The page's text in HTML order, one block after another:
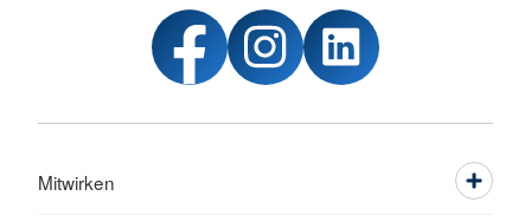
Mitwirken